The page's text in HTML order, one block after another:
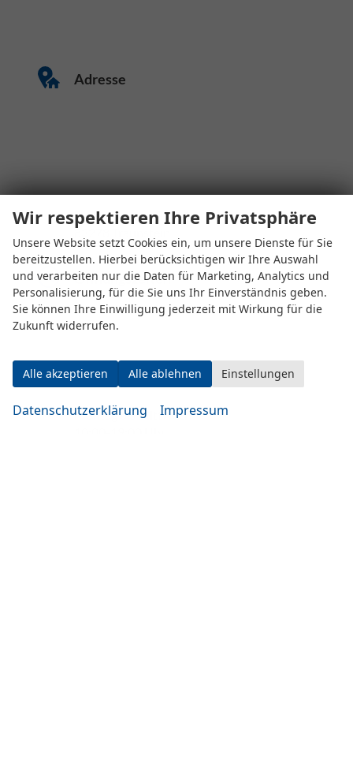
Adresse
Eugen-Rosner-Str. 16
83278 Traunstein
Öffnungszeiten
Montag bis Mittwoch
Wir respektieren Ihre Privatsphäre
Unsere Website setzt Cookies ein, um unsere Dienste für Sie
bereitzustellen. Hierbei berücksichtigen wir Ihre Auswahl
und verarbeiten nur die Daten für Marketing, Analytics und
Personalisierung, für die Sie uns Ihr Einverständnis geben.
Sie können Ihre Einwilligung jederzeit mit Wirkung für die
Zukunft widerrufen.
Alle akzeptieren Alle ablehnen Einstellungen
Datenschutzerklärung Impressum